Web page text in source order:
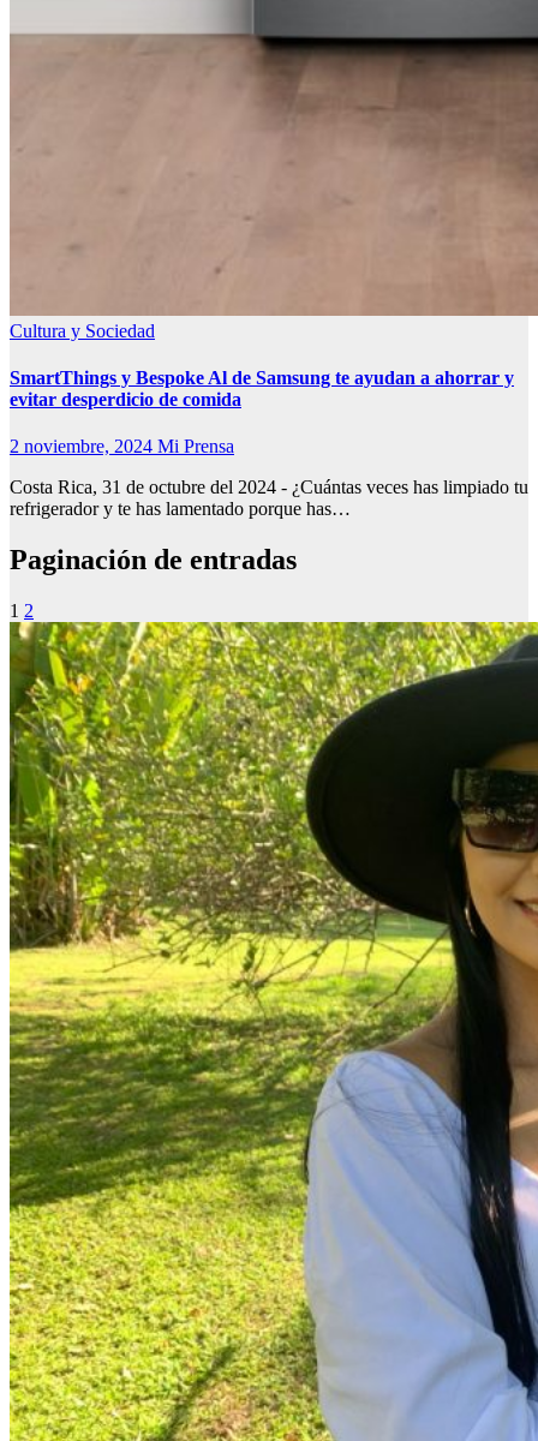
Cultura y Sociedad
SmartThings y Bespoke Al de Samsung te ayudan a ahorrar y
evitar desperdicio de comida
2 noviembre, 2024 Mi Prensa
Costa Rica, 31 de octubre del 2024 - ¿Cuántas veces has limpiado tu
refrigerador y te has lamentado porque has…
Paginación de entradas
1 2